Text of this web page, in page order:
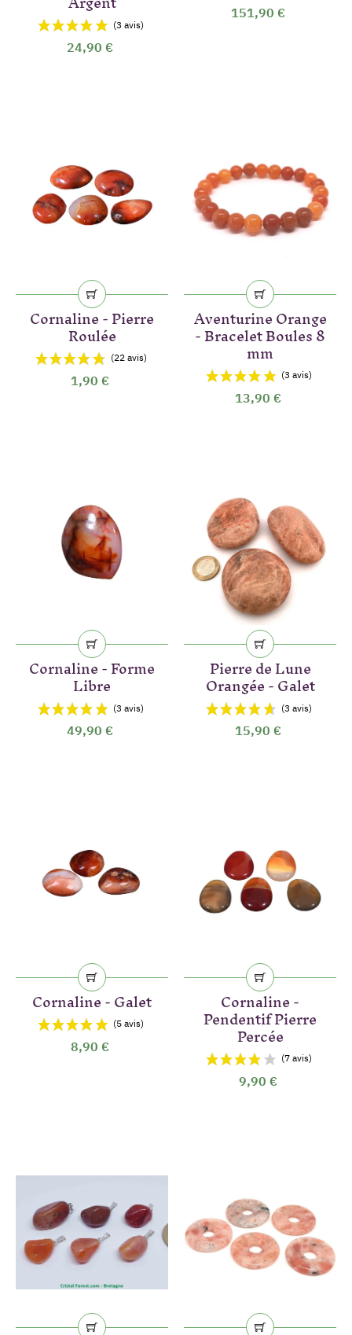
(3 avis)
24,90 €
151,90 €
Cornaline - Pierre
Roulée
1,90 €
Aventurine Orange
- Bracelet Boules 8
mm
13,90 €
Cornaline - Forme
Libre
49,90 €
Pierre de Lune
Orangée - Galet
15,90 €
Cornaline - Galet
8,90 €
Cornaline -
Pendentif Pierre
Percée
9,90 €